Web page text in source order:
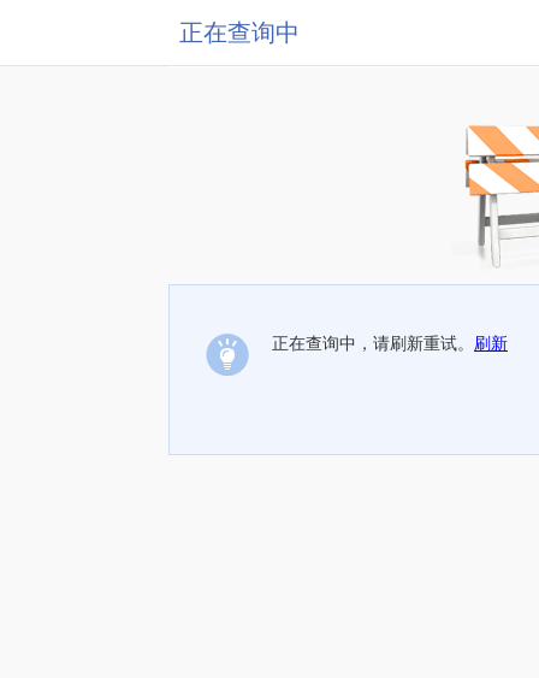
正在查询中
正在查询中，请刷新重试。 刷新